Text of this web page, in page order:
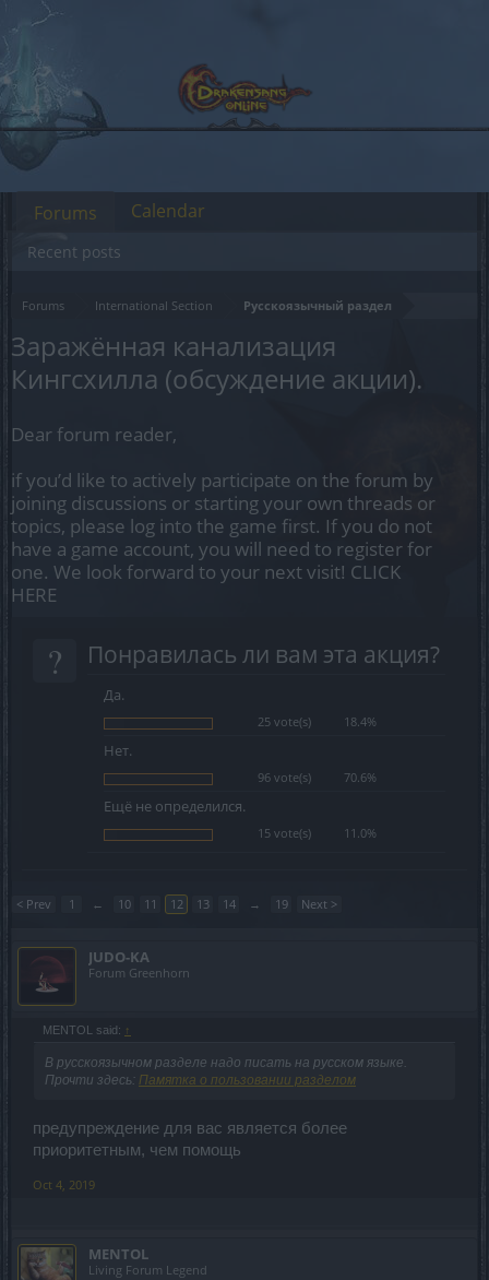
Forums International Section Русскоязычный раздел
Заражённая канализация
Кингсхилла (обсуждение акции).
Dear forum reader,
if you’d like to actively participate on the forum by
joining discussions or starting your own threads or
topics, please log into the game first. If you do not
have a game account, you will need to register for
one. We look forward to your next visit! CLICK
HERE
? Понравилась ли вам эта акция?
Да.
25 vote(s) 18.4%
Нет.
96 vote(s) 70.6%
Ещё не определился.
15 vote(s) 11.0%
< Prev 1 ← 10 11 12 13 14 → 19 Next >
JUDO-KA
Forum Greenhorn
MENTOL said: ↑
В русскоязычном разделе надо писать на русском языке.
Прочти здесь: Памятка о пользовании разделом
предупреждение для вас является более
приоритетным, чем помощь
Oct 4, 2019
MENTOL
Living Forum Legend
Forums
Recent posts
Calendar